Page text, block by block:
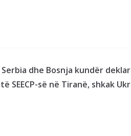
Serbia dhe Bosnja kundër
të SEECP-së në Tiranë, shkak